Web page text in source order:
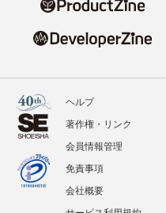
ヘルプ
著作権・リンク
会員情報管理
免責事項
会社概要